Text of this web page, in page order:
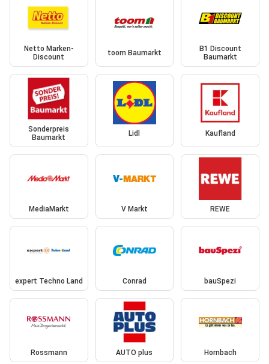
Netto Marken-
Discount
toom Baumarkt
B1 Discount
Baumarkt
Sonderpreis
Baumarkt
Lidl Kaufland
MediaMarkt V Markt REWE
expert Techno Land Conrad bauSpezi
Rossmann AUTO plus Hornbach